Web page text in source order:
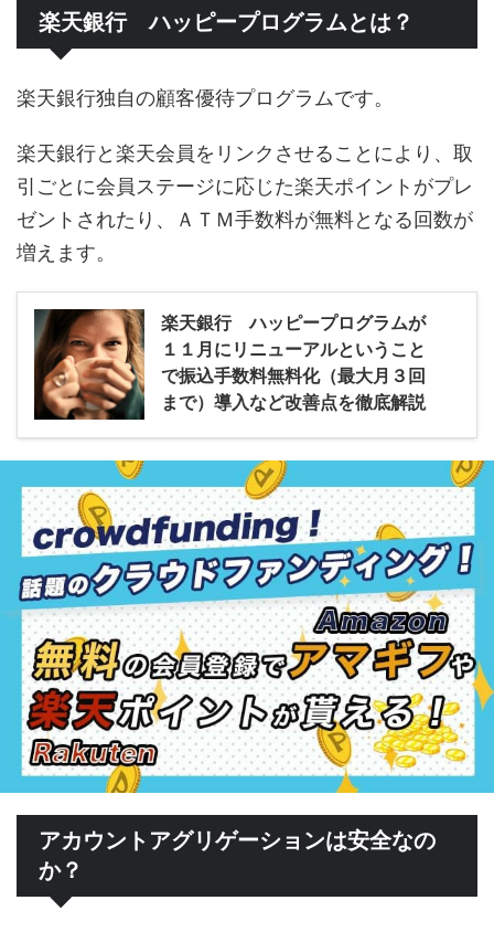
楽天銀行 ハッピープログラムとは？
楽天銀行独自の顧客優待プログラムです。
楽天銀行と楽天会員をリンクさせることにより、取
引ごとに会員ステージに応じた楽天ポイントがプレ
ゼントされたり、ＡＴＭ手数料が無料となる回数が
増えます。
楽天銀行 ハッピープログラムが
１１月にリニューアルということ
で振込手数料無料化（最大月３回
まで）導入など改善点を徹底解説
アカウントアグリゲーションは安全なの
か？